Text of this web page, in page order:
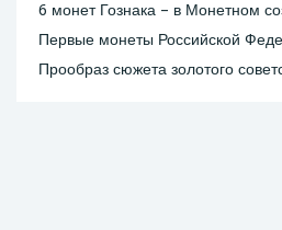
6 монет Гознака – в Монетном
Первые монеты Российской
Прообраз сюжета золотого